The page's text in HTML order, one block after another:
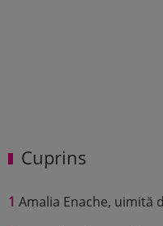
Cuprins
1 Amalia Enache, uimită